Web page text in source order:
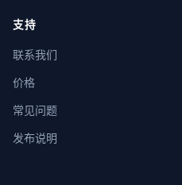
支持
联系我们
价格
常见问题
发布说明